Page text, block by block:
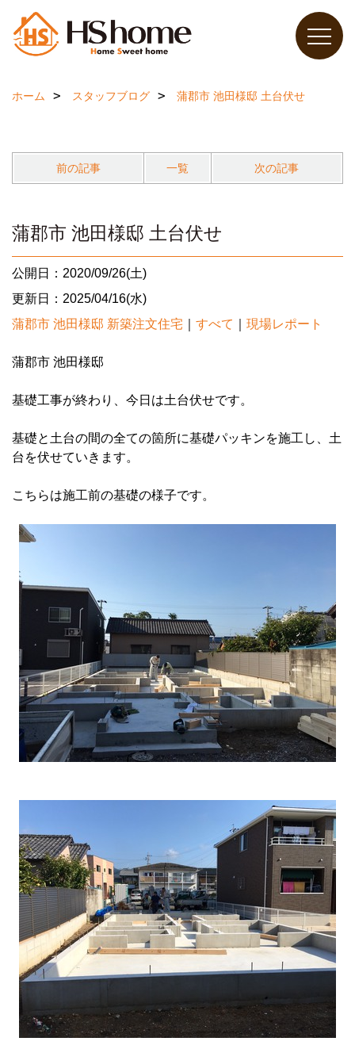
ホーム スタッフブログ 蒲郡市 池田様邸 土台伏せ
前の記事 一覧 次の記事
蒲郡市 池田様邸 土台伏せ
公開日：2020/09/26(土)
更新日：2025/04/16(水)
蒲郡市 池田様邸 新築注文住宅
すべて 現場レポート
蒲郡市 池田様邸
基礎工事が終わり、今日は土台伏せです。
基礎と土台の間の全ての箇所に基礎パッキンを施工し、土
台を伏せていきます。
こちらは施工前の基礎の様子です。